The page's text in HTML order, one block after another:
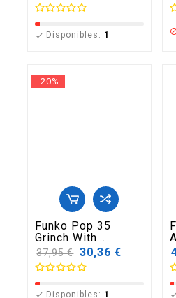
 Disponibles: 1
-20%
Funko Pop 35
Grinch With...
Precio
base
37,95 € 30,36 €
 Disponibles: 1